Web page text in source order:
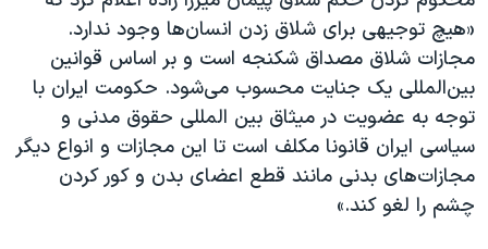
نرگس محمدی برنده جایزه نوبل صلح
همایش محافظه‌کاران آمریکا «سی‌پک»
صفحه‌های ویژه
سفر پرزیدنت ترامپ به چین
«هیچ توجیهی برای شلاق زدن انسان‌ها وجود ندارد.
مجازات شلاق مصداق شکنجه است و بر اساس قوانین
بین‌المللی یک جنایت محسوب می‌شود. حکومت ایران با
توجه به عضویت در میثاق بین المللی حقوق مدنی و
سیاسی ایران قانونا مکلف است تا این مجازات و انواع دیگر
مجازات‌های بدنی مانند قطع اعضای بدن و کور کردن
چشم را لغو کند.»